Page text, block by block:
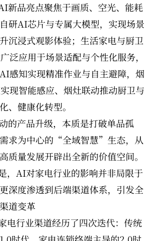
新品亮点聚焦于画质、空光、能耗
研AI芯片与专属大模型，实现场景
沉浸式观影体验；生活家电与厨卫
泛应用于场景适配与个性化服务，
感知实现精准作业与自主避障，烟
现智能感应、烟灶联动推动厨卫与
、健康化转型。
的产品升级，本质是打破单品孤
求为中心的“全域智慧”生态，从
质量发展开辟出全新的价值空间。
，AI对家电行业的影响并非局限于
深度渗透到后端渠道体系，引发全
道变革
电行业渠道经历了四次迭代：传统